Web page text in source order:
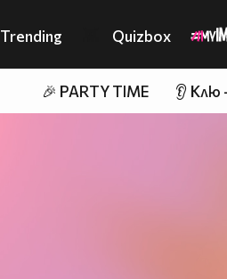
Trending Quizbox
🎉 PARTY TIME 👂 Клю